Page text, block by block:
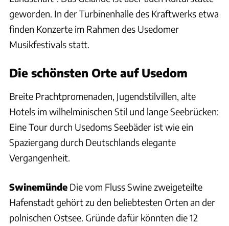
geworden. In der Turbinenhalle des Kraftwerks etwa
finden Konzerte im Rahmen des Usedomer
Musikfestivals statt.
Die schönsten Orte auf Usedom
Breite Prachtpromenaden, Jugendstilvillen, alte
Hotels im wilhelminischen Stil und lange Seebrücken:
Eine Tour durch Usedoms Seebäder ist wie ein
Spaziergang durch Deutschlands elegante
Vergangenheit.
Swinemünde Die vom Fluss Swine zweigeteilte
Hafenstadt gehört zu den beliebtesten Orten an der
polnischen Ostsee. Gründe dafür könnten die 12